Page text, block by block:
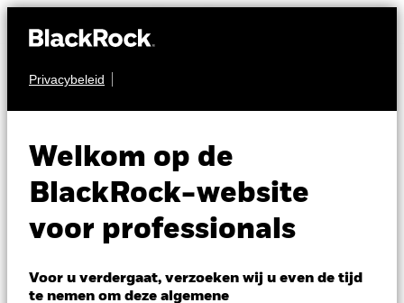
Privacybeleid
Welkom op de
BlackRock-website
voor professionals
Voor u verdergaat, verzoeken wij u even de tijd
te nemen om deze algemene
MULTI-ASSET
MyMap Plus Moderate
Fund